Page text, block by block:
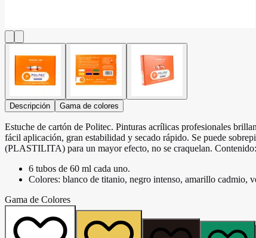
Descripción Gama de colores
Estuche de cartón de Politec. Pinturas acrílicas profesionales
fácil aplicación, gran estabilidad y secado rápido. Se puede
(PLASTILITA) para un mayor efecto, no se craquelan. Contenido:
6 tubos de 60 ml cada uno.
Colores: blanco de titanio, negro intenso, amarillo cadmio,
Gama de Colores